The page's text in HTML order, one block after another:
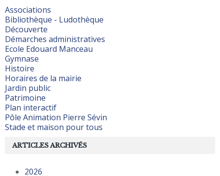
Associations
Bibliothèque - Ludothèque
Découverte
Démarches administratives
Ecole Edouard Manceau
Gymnase
Histoire
Horaires de la mairie
Jardin public
Patrimoine
Plan interactif
Pôle Animation Pierre Sévin
Stade et maison pour tous
ARTICLES ARCHIVÉS
2026